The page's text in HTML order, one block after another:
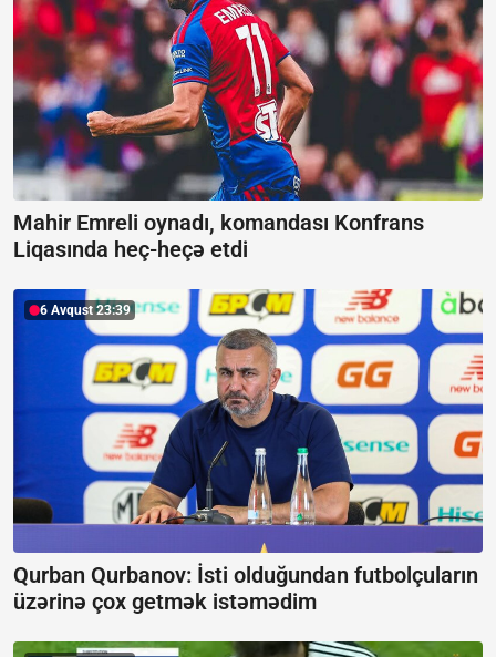
Mahir Emreli oynadı, komandası Konfrans
Liqasında heç-heçə etdi
6 Avqust 23:39
Qurban Qurbanov: İsti olduğundan futbolçuların
üzərinə çox getmək istəmədim